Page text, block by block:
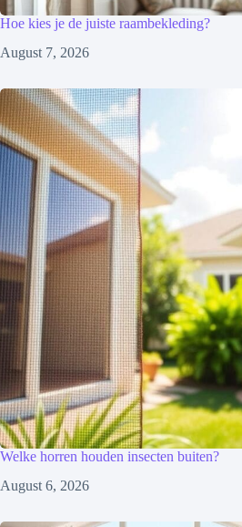
Hoe kies je de juiste raambekleding?
August 7, 2026
Welke horren houden insecten buiten?
August 6, 2026